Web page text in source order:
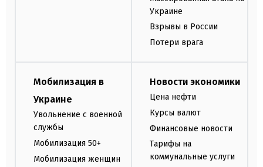
Украине
Взрывы в России
Потери врага
Мобилизация в
Украине
Увольнение с военной
службы
Мобилизация 50+
Мобилизация женщин
Новости экономики
Цена нефти
Курсы валют
Финансовые новости
Тарифы на
коммунальные услуги